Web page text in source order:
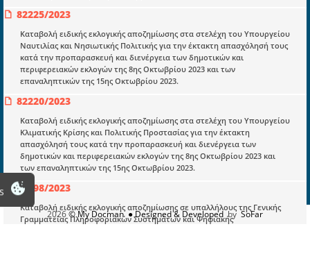
82225/2023
Καταβολή ειδικής εκλογικής αποζημίωσης στα στελέχη του Υπουργείου
Ναυτιλίας και Νησιωτικής Πολιτικής για την έκτακτη απασχόλησή τους
κατά την προπαρασκευή και διενέργεια των δημοτικών και
περιφερειακών εκλογών της 8ης Οκτωβρίου 2023 και των
επαναληπτικών της 15ης Οκτωβρίου 2023.
82220/2023
Καταβολή ειδικής εκλογικής αποζημίωσης στα στελέχη του Υπουργείου
Κλιματικής Κρίσης και Πολιτικής Προστασίας για την έκτακτη
απασχόλησή τους κατά την προπαρασκευή και διενέργεια των
δημοτικών και περιφερειακών εκλογών της 8ης Οκτωβρίου 2023 και
των επαναληπτικών της 15ης Οκτωβρίου 2023.
82698/2023
Καταβολή ειδικής εκλογικής αποζημίωσης σε υπαλλήλους της Γενικής
Γραμματείας Πληροφοριακών Συστημάτων και Ψηφιακής
Είσοδος
Εγγραφή
Οδηγίες Εγγραφής
Οροι χρησης ιστοτοπου
2026© My Docman ● Designed & DevelopedbySoFar